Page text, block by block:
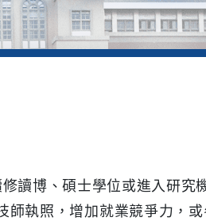
讀博、碩士學位或進入研究
執照，增加就業競爭力，